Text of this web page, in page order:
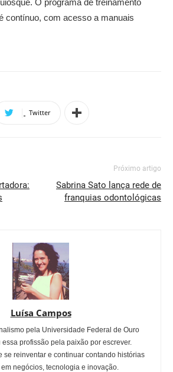
O programa de treinamento
contínuo, com acesso a manuais
Twitter
Próximo artigo
Sabrina Sato lança rede de
franquias odontológicas
Luísa Campos
pela Universidade Federal de Ouro
essa profissão pela paixão por escrever.
se reinventar e continuar contando histórias
negócios, tecnologia e inovação.